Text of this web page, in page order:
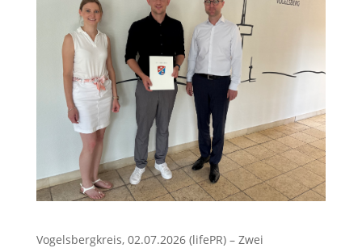
Vogelsbergkreis, 02.07.2026 (lifePR) – Zwei